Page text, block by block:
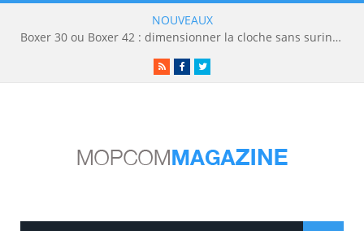
NOUVEAUX
Boxer 30 ou Boxer 42 : dimensionner la cloche sans surinvestir
RSSFacebookTwitter